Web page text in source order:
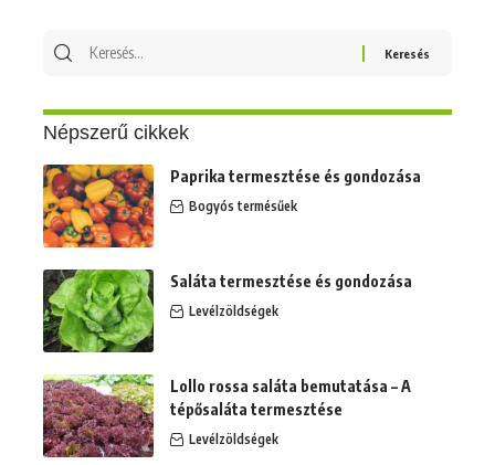
Keresés
Népszerű cikkek
Paprika termesztése és gondozása
Bogyós termésűek
Saláta termesztése és gondozása
Levélzöldségek
Lollo rossa saláta bemutatása – A
tépősaláta termesztése
Levélzöldségek